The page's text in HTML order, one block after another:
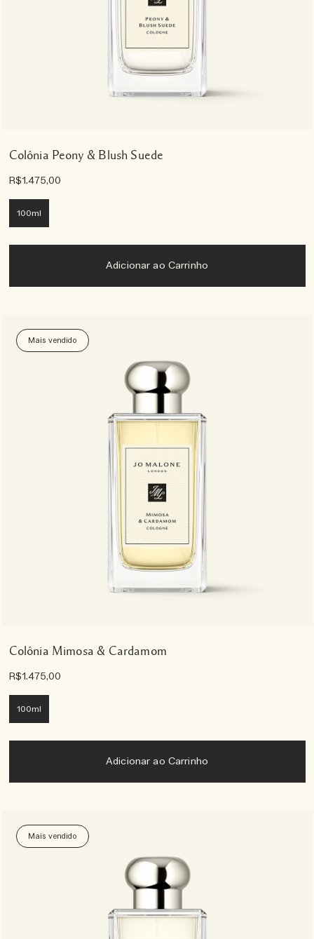
Colônia Peony & Blush Suede
R$1.475,00
100ml
Adicionar ao Carrinho
Mais vendido
Colônia Mimosa & Cardamom
R$1.475,00
100ml
Adicionar ao Carrinho
Mais vendido